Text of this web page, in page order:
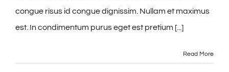
congue risus id congue dignissim. Nullam et maximus
est. In condimentum purus eget est pretium [...]
Read More